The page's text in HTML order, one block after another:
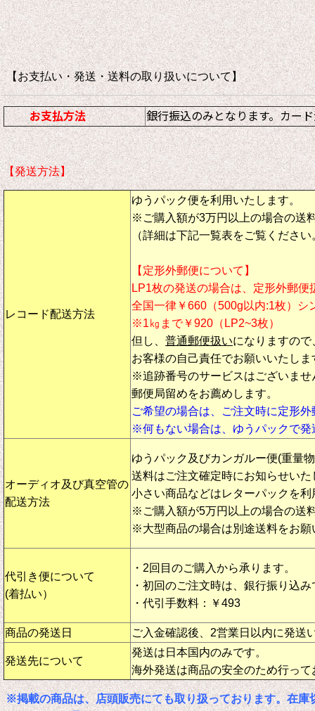
【お支払い・発送・送料の取り扱いについて
お支払方法 銀行振込のみとなります。カー
【発送方法】
レコード配送方法
ゆうパック便を利用いたします。
※ご購入額が3万円以上の場合の送
（詳細は下記一覧表をご覧ください
【定形外郵便について】
LP1枚の発送の場合は、定形外郵便
全国一律￥660（500g以内:1枚）シ
※1㎏まで￥920（LP2~3枚）
但し、 普通郵便扱いになりますの
お客様の自己責任でお願いいたしま
※追跡番号のサービスはございませ
郵便局留めをお薦めします。
ご希望の場合は、ご注文時に定形
※何もない場合は、ゆうパックで発
オーディオ及び真空管の
配送方法
ゆうパック及びカンガルー便(重量
送料はご注文確定時にお知らせいた
小さい商品などはレターパックを利
※ご購入額が5万円以上の場合の送
※大型商品の場合は別途送料をお願
代引き便について
(着払い）
・2回目のご購入から承ります。
・初回のご注文時は、銀行振り込
・代引手数料：￥493
商品の発送日 ご入金確認後、2営業日以内に発送
発送先について
発送は日本国内のみです。
海外発送は商品の安全のため行って
※掲載の商品は、店頭販売にても取り扱っております。在庫